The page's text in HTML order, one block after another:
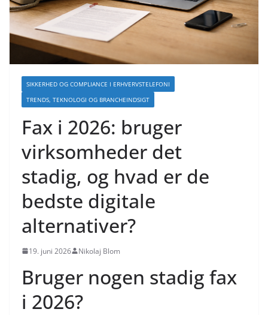
SIKKERHED OG COMPLIANCE I ERHVERVSTELEFONI
TRENDS, TEKNOLOGI OG BRANCHEINDSIGT
Fax i 2026: bruger
virksomheder det
stadig, og hvad er de
bedste digitale
alternativer?
19. juni 2026 Nikolaj Blom
Bruger nogen stadig fax
i 2026?